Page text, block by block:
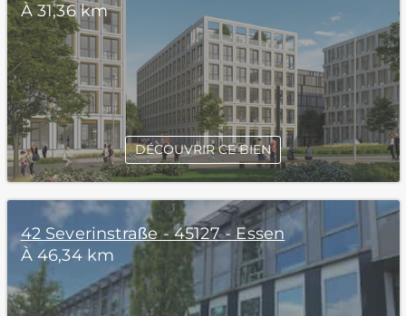
À 31,36 km
DÉCOUVRIR CE BIEN
42 Severinstraße - 45127 - Essen
À 46,34 km